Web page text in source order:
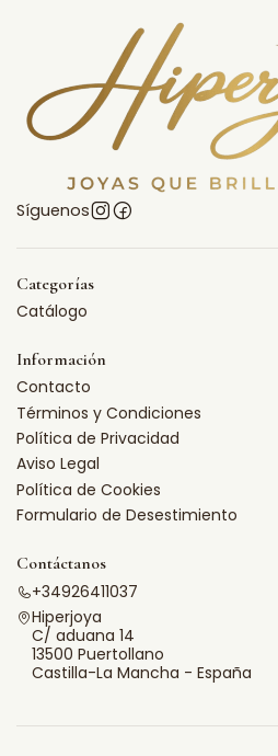
Síguenos
Categorías
Catálogo
Información
Contacto
Términos y Condiciones
Política de Privacidad
Aviso Legal
Política de Cookies
Formulario de Desestimiento
Contáctanos
+34926411037
Hiperjoya
C/ aduana 14
13500 Puertollano
Castilla-La Mancha - España